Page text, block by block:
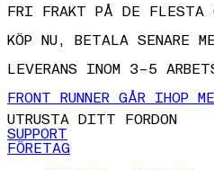
KÖP NU, BETALA SENARE
LEVERANS INOM 3–5
FRONT RUNNER GÅR IHOP
UTRUSTA DITT FORDON
SUPPORT
FÖRETAG